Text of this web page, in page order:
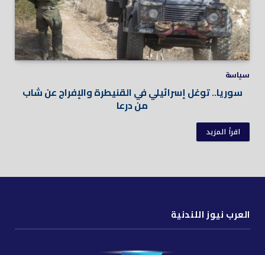
سياسة
سوريا.. توغل إسرائيلي في القنيطرة والإفراج عن شاب
من درعا
اقرأ المزيد
العرب نيوز اللندنية